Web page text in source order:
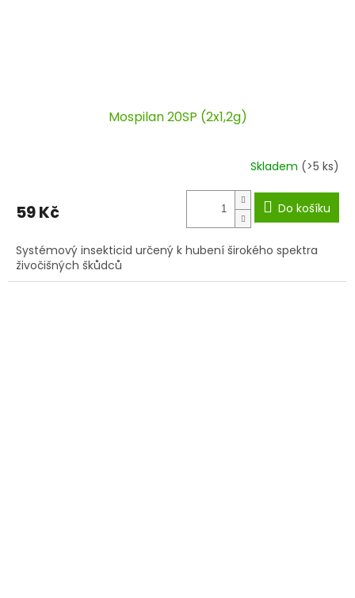
Mospilan 20SP (2x1,2g)
Skladem (>5 ks)
59 Kč Do košíku
Systémový insekticid určený k hubení širokého spektra
živočišných škůdců